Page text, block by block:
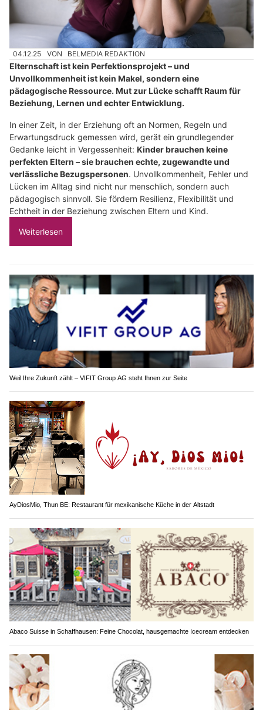
04.12.25 VON BELMEDIA REDAKTION
Elternschaft ist kein Perfektionsprojekt – und
Unvollkommenheit ist kein Makel, sondern eine
pädagogische Ressource. Mut zur Lücke schafft Raum für
Beziehung, Lernen und echter Entwicklung.
In einer Zeit, in der Erziehung oft an Normen, Regeln und
Erwartungsdruck gemessen wird, gerät ein grundlegender
Gedanke leicht in Vergessenheit: Kinder brauchen keine
perfekten Eltern – sie brauchen echte, zugewandte und
verlässliche Bezugspersonen. Unvollkommenheit, Fehler und
Lücken im Alltag sind nicht nur menschlich, sondern auch
pädagogisch sinnvoll. Sie fördern Resilienz, Flexibilität und
Echtheit in der Beziehung zwischen Eltern und Kind.
Weiterlesen
Weil Ihre Zukunft zählt – VIFIT Group AG steht Ihnen zur Seite
AyDiosMio, Thun BE: Restaurant für mexikanische Küche in der Altstadt
Abaco Suisse in Schaffhausen: Feine Chocolat, hausgemachte Icecream entdecken